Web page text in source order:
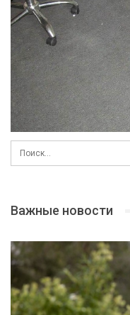
Важные новости